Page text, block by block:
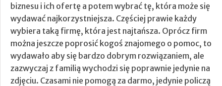
biznesu i ich ofertę a potem wybrać tę, która może się
wydawać najkorzystniejsza. Częściej prawie każdy
wybiera taką firmę, która jest najtańsza. Oprócz firm
można jeszcze poprosić kogoś znajomego o pomoc, to
wydawało aby się bardzo dobrym rozwiązaniem, ale
zazwyczaj z familią wychodzi się poprawnie jedynie na
zdjęciu. Czasami nie pomogą za darmo, jedynie policzą